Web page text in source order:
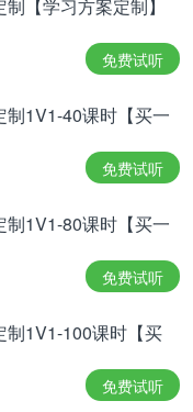
的记忆，另外可以
可以无限长，
多记忆就会越牢
深这个生词的印
简单的单词每次都
超快。(个人感觉
千方百计开展听、
积极地听，大声地
【学习方案定制】
免费试听
制1V1-40课时【买一
免费试听
制1V1-80课时【买一
免费试听
制1V1-100课时【买
免费试听